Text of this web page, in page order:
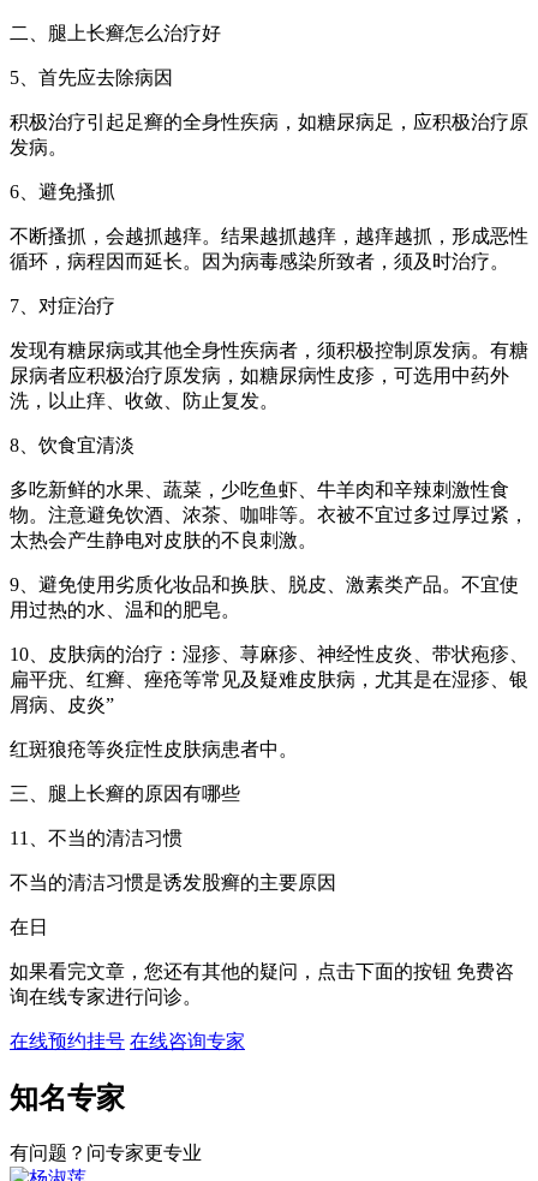
二、腿上长癣怎么治疗好
5、首先应去除病因
积极治疗引起足癣的全身性疾病，如糖尿病足，应积极治疗原
发病。
6、避免搔抓
不断搔抓，会越抓越痒。结果越抓越痒，越痒越抓，形成恶性
循环，病程因而延长。因为病毒感染所致者，须及时治疗。
7、对症治疗
发现有糖尿病或其他全身性疾病者，须积极控制原发病。有糖
尿病者应积极治疗原发病，如糖尿病性皮疹，可选用中药外
洗，以止痒、收敛、防止复发。
8、饮食宜清淡
多吃新鲜的水果、蔬菜，少吃鱼虾、牛羊肉和辛辣刺激性食
物。注意避免饮酒、浓茶、咖啡等。衣被不宜过多过厚过紧，
太热会产生静电对皮肤的不良刺激。
9、避免使用劣质化妆品和换肤、脱皮、激素类产品。不宜使
用过热的水、温和的肥皂。
10、皮肤病的治疗：湿疹、荨麻疹、神经性皮炎、带状疱疹、
扁平疣、红癣、痤疮等常见及疑难皮肤病，尤其是在湿疹、银
屑病、皮炎”
红斑狼疮等炎症性皮肤病患者中。
三、腿上长癣的原因有哪些
11、不当的清洁习惯
不当的清洁习惯是诱发股癣的主要原因
在日
如果看完文章，您还有其他的疑问，点击下面的按钮 免费咨
询在线专家进行问诊。
在线预约挂号 在线咨询专家
知名专家
有问题？问专家更专业